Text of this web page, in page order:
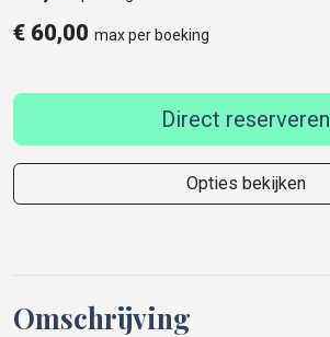
€ 60,00 max per boeking
Direct reserveren
Opties bekijken
Omschrijving